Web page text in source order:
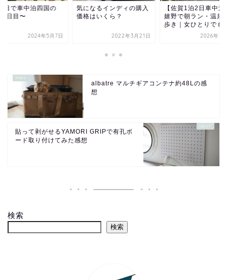
日で車中泊四国の
1日目〜
2024年5月7日
気になるインディの購入
価格はいくら？
2022年3月21日
【佐賀1泊2日車中泊
嬉野で朝ラン・温泉
歩き｜女ひとりでも
2026年3
albatre マルチギアコンテナ約48Lの感
想
貼って剥がせるYAMORI GRIPで有孔ボ
ード取り付けてみた感想
検索
検索